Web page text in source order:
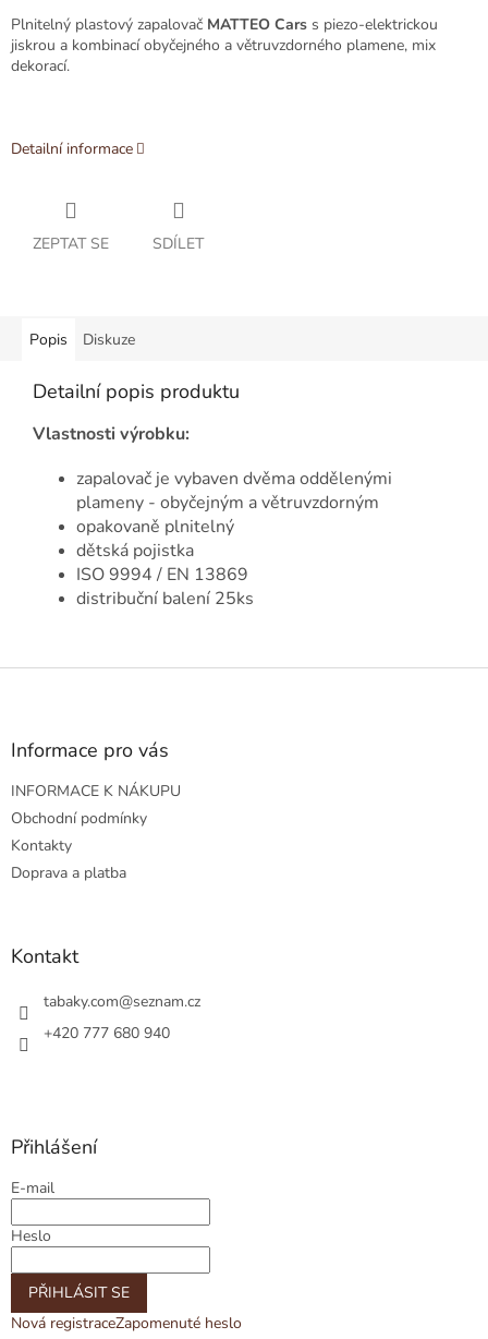
Plnitelný plastový zapalovač MATTEO Cars s piezo-elektrickou
jiskrou a kombinací obyčejného a větruvzdorného plamene, mix
dekorací.
Detailní informace
ZEPTAT SE SDÍLET
Popis Diskuze
Detailní popis produktu
Vlastnosti výrobku:
zapalovač je vybaven dvěma oddělenými
plameny - obyčejným a větruvzdorným
opakovaně plnitelný
dětská pojistka
ISO 9994 / EN 13869
distribuční balení 25ks
Z
Informace pro vás
INFORMACE K NÁKUPU
Obchodní podmínky
Kontakty
Doprava a platba
Kontakt
tabaky.com@seznam.cz
+420 777 680 940
Přihlášení
E-mail
Heslo
PŘIHLÁSIT SE
Nová registraceZapomenuté heslo